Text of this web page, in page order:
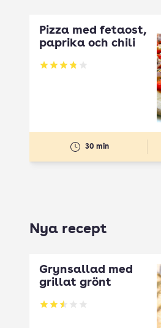
Pizza med fetaost,
paprika och chili
Betyg: 3.8 av 5
30 min
Nya recept
Grynsallad med
grillat grönt
Betyg: 2.5 av 5